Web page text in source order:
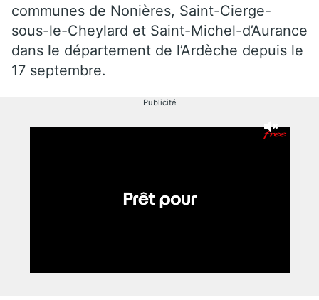
communes de Nonières, Saint-Cierge-
sous-le-Cheylard et Saint-Michel-d’Aurance
dans le département de l’Ardèche depuis le
17 septembre.
Publicité